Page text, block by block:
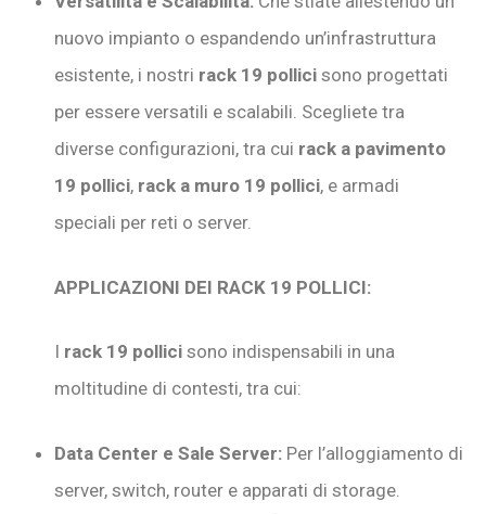
nuovo impianto o espandendo un’infrastruttura
esistente, i nostri rack 19 pollici sono progettati
per essere versatili e scalabili. Scegliete tra
diverse configurazioni, tra cui rack a pavimento
19 pollici, rack a muro 19 pollici, e armadi
speciali per reti o server.
APPLICAZIONI DEI RACK 19 POLLICI:
I rack 19 pollici sono indispensabili in una
moltitudine di contesti, tra cui:
Data Center e Sale Server: Per l’alloggiamento di
server, switch, router e apparati di storage.